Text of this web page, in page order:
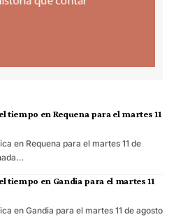
tiempo en Requena para el martes 11
en Requena para el martes 11 de
tiempo en Gandia para el martes 11
en Gandia para el martes 11 de agosto